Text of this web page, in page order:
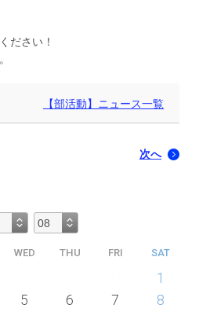
ださい！
【部活動】ニュース一覧
次へ
WED THU FRI SAT
1
5 6 7
8